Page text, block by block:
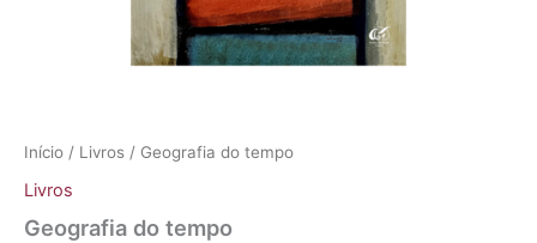
Início / Livros / Geografia do tempo
Livros
Geografia do tempo